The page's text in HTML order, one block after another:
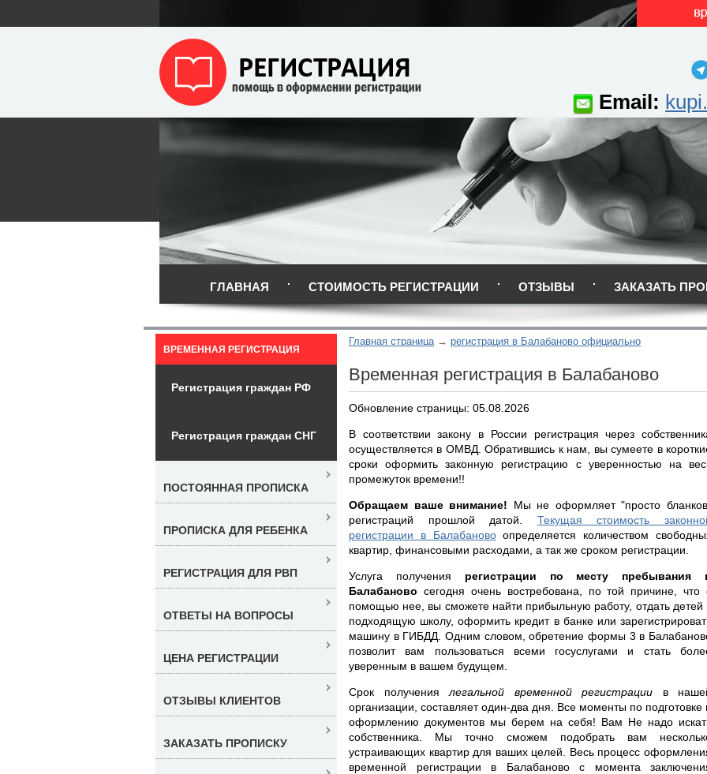
Email:
ГЛАВНАЯ СТОИМОСТЬ РЕГИСТРАЦИИ ОТЗЫВЫ ЗАКАЗАТЬ
Главная страница регистрация в Балабаново официально
Временная регистрация в Балабаново
Обновление страницы: 05.08.2026
В соответствии закону в России регистрация через
осуществляется в ОМВД. Обратившись к нам, вы сумеете в
сроки оформить законную регистрацию с уверенностью на
промежуток времени!!
Обращаем ваше внимание! Мы не оформляет "просто
регистраций прошлой датой. Текущая стоимость
регистрации в Балабановоопределяется количеством
квартир, финансовыми расходами, а так же сроком регистрации.
Услуга получения регистрации по месту пребывания
Балабаново сегодня очень востребована, по той причине, что
помощью нее, вы сможете найти прибыльную работу, отдать детей
подходящую школу, оформить кредит в банке или
машину в ГИБДД. Одним словом, обретение формы 3 в
позволит вам пользоваться всеми госуслугами и стать
уверенным в вашем будущем.
Срок получения легальной временной регистрации в
организации, составляет один-два дня. Все моменты по подготовке
оформлению документов мы берем на себя! Вам Не надо
собственника. Мы точно сможем подобрать вам
устраивающих квартир для ваших целей. Весь процесс
временной регистрации в Балабаново с момента
ВРЕМЕННАЯ РЕГИСТРАЦИЯ
Регистрация граждан РФ
Регистрация граждан СНГ
ПОСТОЯННАЯ ПРОПИСКА
ПРОПИСКА ДЛЯ РЕБЕНКА
РЕГИСТРАЦИЯ ДЛЯ РВП
ОТВЕТЫ НА ВОПРОСЫ
ЦЕНА РЕГИСТРАЦИИ
ОТЗЫВЫ КЛИЕНТОВ
ЗАКАЗАТЬ ПРОПИСКУ